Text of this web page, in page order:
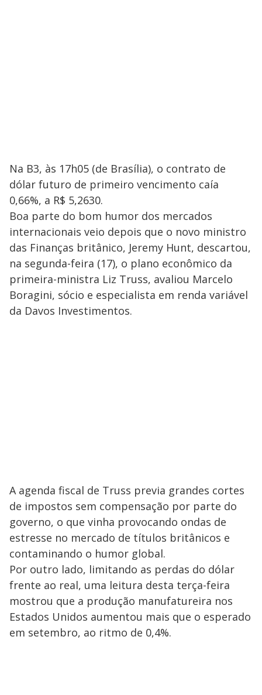
Na B3, às 17h05 (de Brasília), o contrato de
dólar futuro de primeiro vencimento caía
0,66%, a R$ 5,2630.
Boa parte do bom humor dos mercados
internacionais veio depois que o novo ministro
das Finanças britânico, Jeremy Hunt, descartou,
na segunda-feira (17), o plano econômico da
primeira-ministra Liz Truss, avaliou Marcelo
Boragini, sócio e especialista em renda variável
da Davos Investimentos.
A agenda fiscal de Truss previa grandes cortes
de impostos sem compensação por parte do
governo, o que vinha provocando ondas de
estresse no mercado de títulos britânicos e
contaminando o humor global.
Por outro lado, limitando as perdas do dólar
frente ao real, uma leitura desta terça-feira
mostrou que a produção manufatureira nos
Estados Unidos aumentou mais que o esperado
em setembro, ao ritmo de 0,4%.